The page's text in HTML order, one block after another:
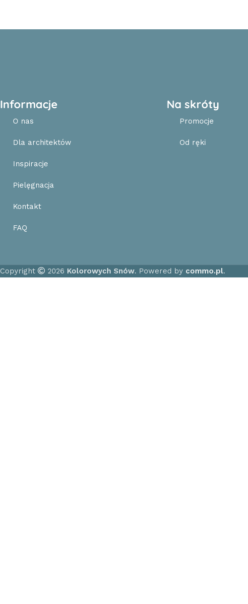
Informacje
O nas
Dla architektów
Inspiracje
Pielęgnacja
Kontakt
FAQ
Na skróty
Promocje
Od ręki
Copyright 2026 Kolorowych Snów. Powered by commo.pl.